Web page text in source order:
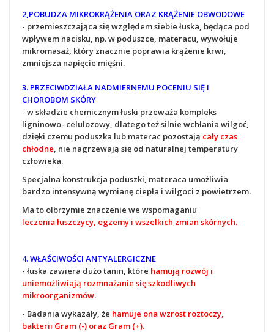
2,POBUDZA MIKROKRĄŻENIA ORAZ KRĄŻENIE OBWODOWE
- przemieszczająca się względem siebie łuska, będąca pod
wpływem nacisku, np. w poduszce, materacu, wywołuje
mikromasaż, który znacznie poprawia krążenie krwi,
zmniejsza napięcie mięśni.
3. PRZECIWDZIAŁA NADMIERNEMU POCENIU SIĘ I
CHOROBOM SKÓRY
- w składzie chemicznym łuski przeważa kompleks
ligninowo- celulozowy, dlatego też silnie wchłania wilgoć,
dzięki czemu poduszka lub materac pozostają cały czas
chłodne, nie nagrzewają się od naturalnej temperatury
człowieka.
Specjalna konstrukcja poduszki, materaca umożliwia
bardzo intensywną wymianę ciepła i wilgoci z powietrzem.
Ma to olbrzymie znaczenie we wspomaganiu
leczenia łuszczycy, egzemy i wszelkich zmian skórnych.
4. WŁAŚCIWOŚCI ANTYALERGICZNE
- łuska zawiera dużo tanin, które hamują rozwój i
uniemożliwiają rozmnażanie się szkodliwych
mikroorganizmów.
- Badania wykazały, że hamuje ona wzrost roztoczy,
bakterii Gram (-) oraz Gram (+).